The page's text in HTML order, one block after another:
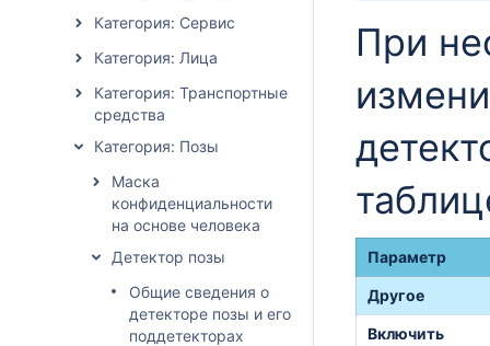
Категория: Сервис
Категория: Лица
Категория: Транспортные
средства
Категория: Позы
Маска
конфиденциальности
на основе человека
Детектор позы
Общие сведения о
детекторе позы и его
поддетекторах
При
Параметр
Другое
Включить